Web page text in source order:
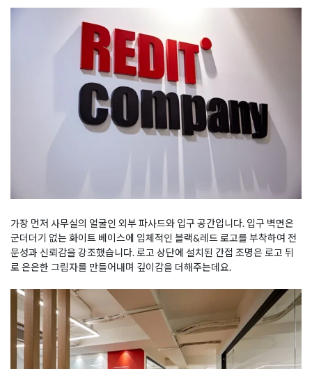
가장 먼저 사무실의 얼굴인 외부 파사드와 입구 공간입니다. 입구 벽면은
군더더기 없는 화이트 베이스에 입체적인 블랙&레드 로고를 부착하여 전
문성과 신뢰감을 강조했습니다. 로고 상단에 설치된 간접 조명은 로고 뒤
로 은은한 그림자를 만들어내며 깊이감을 더해주는데요.